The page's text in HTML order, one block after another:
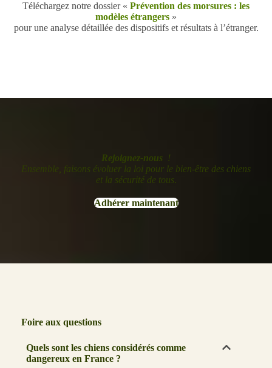
Téléchargez notre dossier « Prévention des morsures : les
modèles étrangers »
pour une analyse détaillée des dispositifs et résultats à l’étranger.
Rejoignez-nous !
Ensemble, faisons évoluer la loi pour le bien-être des chiens
et la sécurité de tous.
Adhérer maintenant
Foire aux questions
Quels sont les chiens considérés comme
dangereux en France ?